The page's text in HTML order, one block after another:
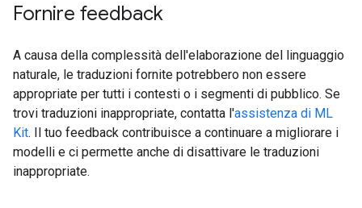
Fornire feedback
A causa della complessità dell'elaborazione del linguaggio
naturale, le traduzioni fornite potrebbero non essere
appropriate per tutti i contesti o i segmenti di pubblico. Se
trovi traduzioni inappropriate, contatta l'assistenza di ML
Kit. Il tuo feedback contribuisce a continuare a migliorare i
modelli e ci permette anche di disattivare le traduzioni
inappropriate.